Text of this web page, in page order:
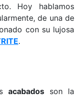
Hoy hablamos
de una de
con su lujosa
.
acabados son la